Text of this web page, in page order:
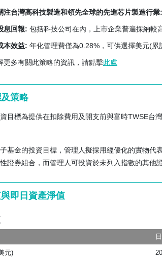
影響。
風險
市場相比，台灣證券市場的政府監管及執法監管
國政府都聲稱是台灣唯一合法的政府。概不能保
。
險
對經濟作出重大干預，包括對其視為對相關國家
響。
其他貨幣風險
關投資主要以新台幣計值，因為基礎貨幣與相關
注台灣高科技製造和領先全球的先進芯片製造行業:
息回報: 包括科技公司在內，上市企業普遍採納較
本效益: 年化管理費僅為0.28%，可供選擇美元(
更多有關此策略的資訊，請點擊此處
策略
目標為提供在扣除費用及開支前與富時TWSE台
基金的投資目標，管理人擬採用經優化的實物
證券組合，而管理人可投資於未列入指數的其他證
即日資產淨值
元)